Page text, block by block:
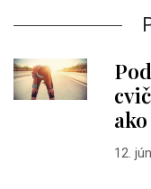
12.